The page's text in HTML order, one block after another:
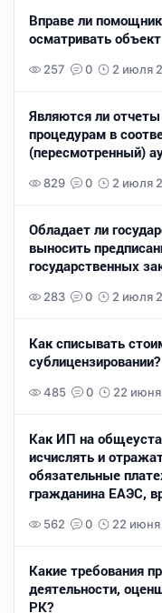
Вправе ли
осматривать
257 0 2 июля
Являются ли
процедурам в
(пересмотренный)
829 0 2 июля
Обладает ли
выносить
государственных
283 0 2 июля
Как списывать
сублицензировании?
485 0 22
Как ИП на
исчислять и
обязательные
гражданина ЕАЭС,
562 0 22
Какие требования
деятельности,
РК?